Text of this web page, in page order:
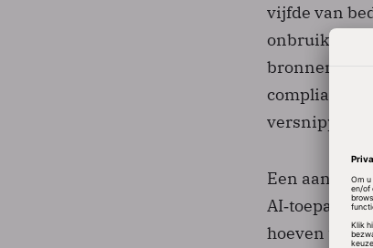
vijfde van
onbruikbaar.
bronnen de
versnipperd
Een aanpak
hoeven te